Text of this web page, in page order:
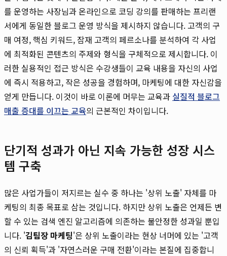
를 운영하는 사장님과 온라인으로 코딩 강의를 판매하는 프리랜
서에게 동일한 블로그 운영 방식을 제시하지 않습니다. 고객의 구
매 여정, 핵심 키워드, 잠재 고객의 페르소나를 분석하여 각 사업
에 최적화된 콘텐츠의 주제와 형식을 구체적으로 제시합니다. 이
러한 실용적인 접근 방식은 수강생들이 교육 내용을 자신의 사업
에 즉시 적용하고, 작은 성공을 경험하며, 마케팅에 대한 자신감을
얻게 만듭니다. 이것이 바로 이론에 머무는 교육과 실질적 블로그
매출 증대를 이끄는 교육의 근본적인 차이입니다.
단기적 성과가 아닌 지속 가능한 성장 시스
템 구축
많은 사업가들이 저지르는 실수 중 하나는 '상위 노출' 자체를 마
케팅의 최종 목표로 삼는 것입니다. 하지만 상위 노출은 언제든 변
할 수 있는 검색 엔진 알고리즘에 의존하는 불안정한 성과일 뿐입
니다. '김팀장 마케팅'은 상위 노출이라는 현상 너머에 있는 '고객
의 신뢰 획득'과 '자연스러운 구매 전환'이라는 본질에 집중합니